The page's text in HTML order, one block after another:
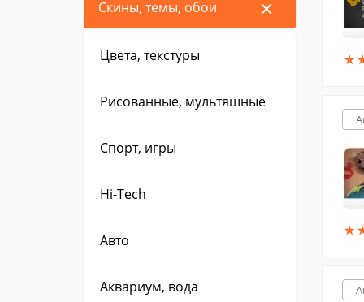
Скины, темы, обои
Цвета, текстуры
Рисованные, мультяшные
Спорт, игры
Hi-Tech
Авто
Аквариум, вода
★
★
★
★